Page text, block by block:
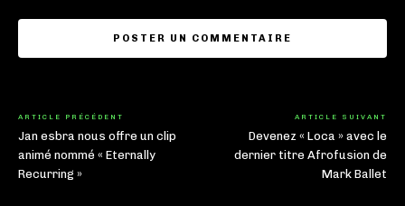
ARTICLE PRÉCÉDENT
Jan esbra nous offre un clip
animé nommé « Eternally
Recurring »
ARTICLE SUIVANT
Devenez « Loca » avec le
dernier titre Afrofusion de
Mark Ballet